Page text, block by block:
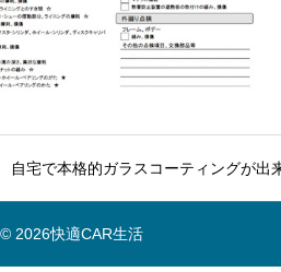
自宅で本格的ガラスコーティングが出
2026快適CAR生活